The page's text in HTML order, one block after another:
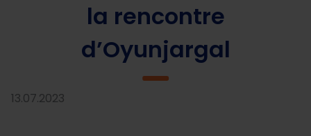
la rencontre
d’Oyunjargal
13.07.2023